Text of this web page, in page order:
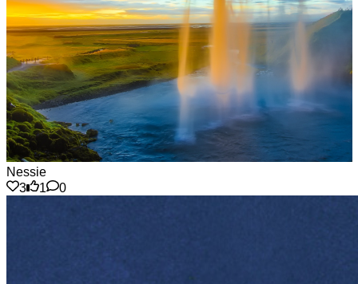
Nessie
3
1 0